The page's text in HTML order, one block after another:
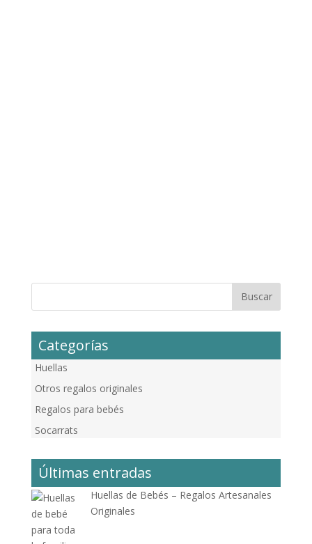
Categorías
Huellas
Otros regalos originales
Regalos para bebés
Socarrats
Últimas entradas
Huellas de Bebés – Regalos Artesanales
Originales